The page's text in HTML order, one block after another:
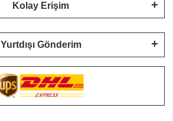
Kolay Erişim
Yurtdışı Gönderim